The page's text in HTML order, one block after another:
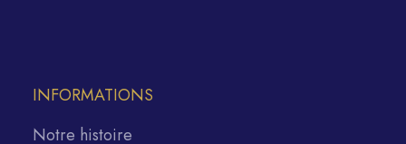
INFORMATIONS
Notre histoire